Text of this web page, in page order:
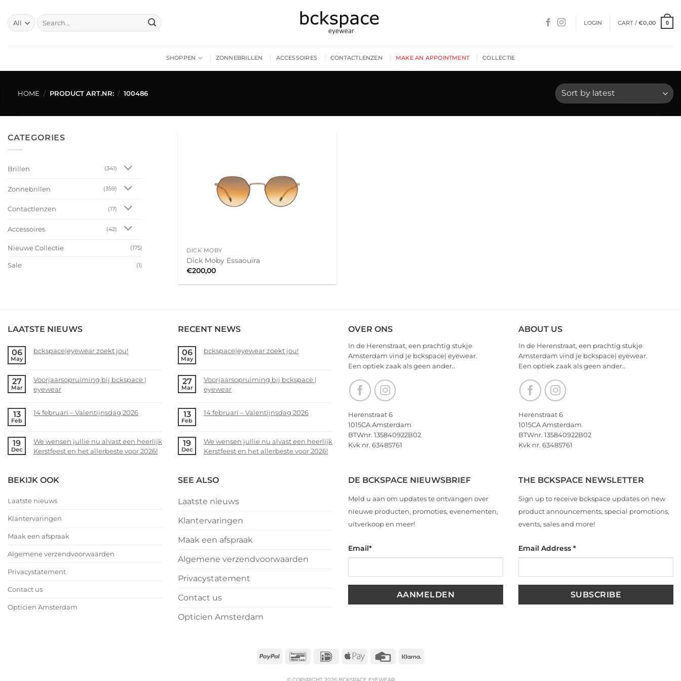
content
Search
for:
LOGIN CART /€0,00 0
SHOPPEN ZONNEBRILLEN ACCESSOIRES CONTACTLENZEN MAKE AN APPOINTMENT COLLECTIE
HOME / PRODUCT ART.NR: / 100486
CATEGORIES
Brillen (341)
Zonnebrillen (359)
Contactlenzen (17)
Accessoires (42)
Nieuwe Collectie (175)
Sale (1)
DICK MOBY
Dick Moby Essaouira
€200,00
LAATSTE NIEUWS
06
May
bckspace|eyewear zoekt jou!
on
bckspace|eyewear
jou!
27
Mar
Voorjaarsopruiming bij bckspace |
eyewear
Comments
bij
bckspace
13
Feb
14 februari – Valentijnsdag 2026
on
14
Valentijnsdag
19
Dec
We wensen jullie nu alvast een heerlijk
Kerstfeest en het allerbeste voor 2026!
on
wensen
nu
een
Kerstfeest
en
allerbeste
2026!
RECENT NEWS
06
May
bckspace|eyewear zoekt jou!
on
bckspace|eyewear
jou!
27
Mar
Voorjaarsopruiming bij bckspace |
eyewear
Comments
bij
bckspace
13
Feb
14 februari – Valentijnsdag 2026
on
14
Valentijnsdag
19
Dec
We wensen jullie nu alvast een heerlijk
Kerstfeest en het allerbeste voor 2026!
on
wensen
nu
een
Kerstfeest
het
voor
OVER ONS
In de Herenstraat, een prachtig stukje
Amsterdam vind je bckspace| eyewear.
Een optiek zaak als geen ander..
Herenstraat 6
1015CA Amsterdam
BTWnr. 135840922B02
Kvk nr. 63485761
ABOUT US
In de Herenstraat, een prachtig stukje
Amsterdam vind je bckspace| eyewear.
Een optiek zaak als geen ander..
Herenstraat 6
1015CA Amsterdam
BTWnr. 135840922B02
Kvk nr. 63485761
BEKIJK OOK
Laatste nieuws
Klantervaringen
Maak een afspraak
Algemene verzendvoorwaarden
Privacystatement
Contact us
Opticien Amsterdam
SEE ALSO
Laatste nieuws
Klantervaringen
Maak een afspraak
Algemene verzendvoorwaarden
Privacystatement
Contact us
Opticien Amsterdam
DE BCKSPACE NIEUWSBRIEF
Meld u aan om updates te ontvangen over
nieuwe producten, promoties, evenementen,
uitverkoop en meer!
Email*
THE BCKSPACE NEWSLETTER
Sign up to receive bckspace updates on new
product announcements, special promotions,
events, sales and more!
Email Address *
PayPal Bancontact
IDeal
Apple
Credit
© COPYRIGHT 2026 BCKSPACE EYEWEAR